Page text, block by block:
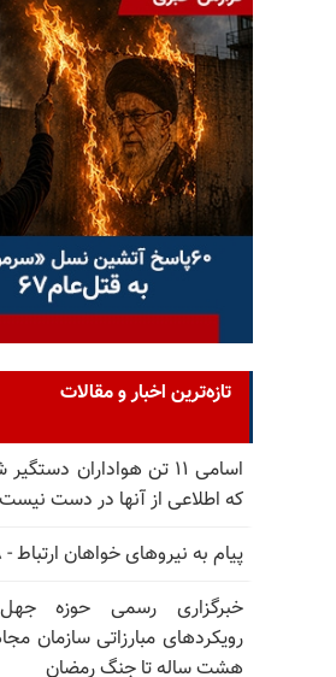
تازه‌ترین اخبار و مقالات
اسامی ۱۱ تن هواداران
که اطلاعی از آنها در دست نیست
پیام به نیروهای خواهان ارتباط - ۱۸مرداد ۱۴۰۵
خبرگزاری رسمی حوزه
رویکردهای مبارزاتی سازمان
هشت ساله تا جنگ رمضان